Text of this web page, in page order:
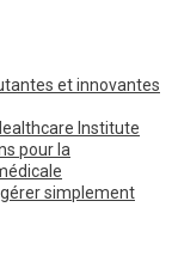
et innovantes
Institute
pour la
simplement